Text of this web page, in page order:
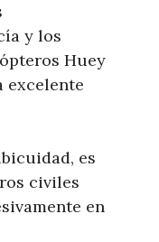
y los
Huey
excelente
es
civiles
en